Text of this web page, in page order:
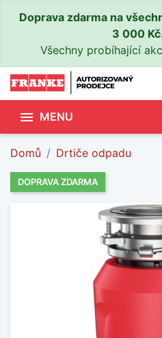
Doprava zdarma na
3 000
Všechny probíhající
 MENU
Domů Drtiče odpadu
DOPRAVA ZDARMA